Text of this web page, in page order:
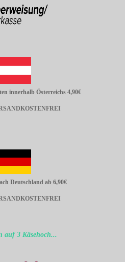
innerhalb Österreichs 4,90€
Deutschland ab 6,90€
auf 3 Käsehoch...